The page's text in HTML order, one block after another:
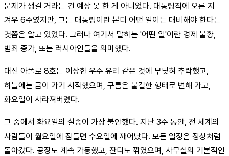
문제가 생길 거라는 건 예상 못 한 게 아니었다. 대통령직에 오른 지
겨우 6주였지만, 그는 대통령이란 본디 어떤 일이든 대비해야 한다는
것쯤은 알고 있었다. 그러나 여기서 말하는 '어떤 일'이란 경제 불황,
범죄 증가, 또는 러시아인들을 의미했다.
대신 아폴로 8호는 이상한 우주 유리 같은 것에 부딪혀 추락했고,
하늘에는 금이 가기 시작했으며, 구름은 불길한 형태로 변해 가고,
화요일이 사라져버렸다.
그 중에서 화요일의 실종이 가장 불안했다. 지난 3주 동안, 전 세계의
사람들이 월요일에 잠들면 수요일에 깨어났다. 모든 일정은 정상처럼
돌아갔다. 공장도 계속 가동했고, 잔디도 깎였으며, 사무실의 기본적인